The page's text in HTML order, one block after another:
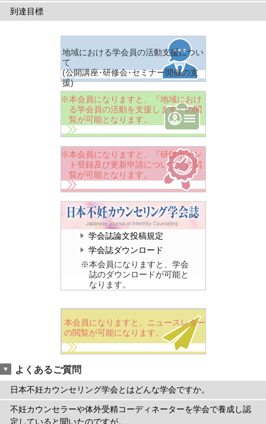
到達目標
地域における学会員の活動支援につい
て
(公開講座･研修会･セミナー開催の支
援)
※本会員になりますと、『地域におけ
る学会員の活動を支援します』の閲
覧が可能となります。
※本会員になりますと、『研鑚ポイン
ト登録及び更新申請について』の閲
覧が可能となります。
学会誌論文投稿規定
学会誌ダウンロード
※本会員になりますと、学会
誌のダウンロードが可能と
なります。
本会員になりますと、ニュースレター
の閲覧が可能になります。
よくあるご質問
日本不妊カウンセリング学会とはどんな学会ですか。
不妊カウンセラーや体外受精コーディネーターを学会で養成し認
定していると聞いたのですが。